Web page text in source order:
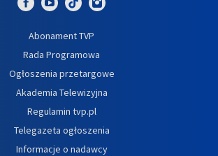
Abonament TVP
Rada Programowa
Ogłoszenia przetargowe
Akademia Telewizyjna
Regulamin tvp.pl
Telegazeta ogłoszenia
Informacje o nadawcy